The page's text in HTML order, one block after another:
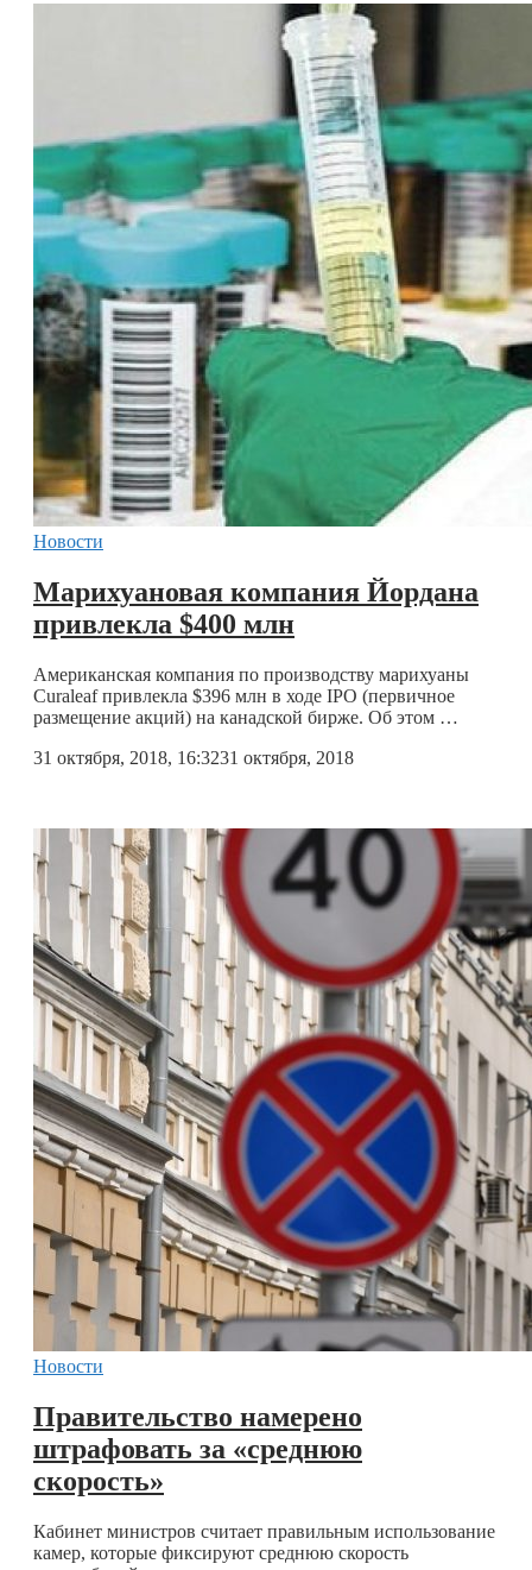
Новости
Марихуановая компания Йордана
привлекла $400 млн
Американская компания по производству марихуаны
Curaleaf привлекла $396 млн в ходе IPO (первичное
размещение акций) на канадской бирже. Об этом …
31 октября, 2018, 16:3231 октября, 2018
Новости
Правительство намерено
штрафовать за «среднюю
скорость»
Кабинет министров считает правильным использование
камер, которые фиксируют среднюю скорость